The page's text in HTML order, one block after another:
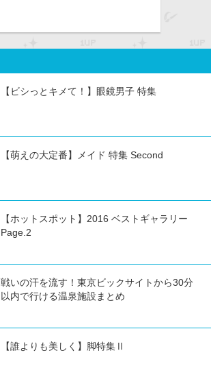
【ビシっとキメて！】眼鏡男子 特集
【萌えの大定番】メイド 特集 Second
【ホットスポット】2016 ベストギャラリー
Page.2
戦いの汗を流す！東京ビックサイトから30分
以内で行ける温泉施設まとめ
【誰よりも美しく】脚特集Ⅱ